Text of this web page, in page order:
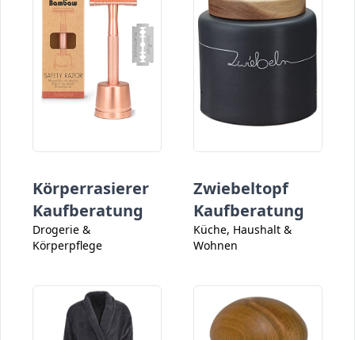
Körperrasierer
Kaufberatung
Drogerie &
Körperpflege
Zwiebeltopf
Kaufberatung
Küche, Haushalt &
Wohnen